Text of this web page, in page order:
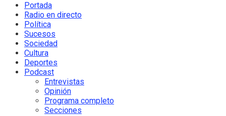
Portada
Radio en directo
Política
Sucesos
Sociedad
Cultura
Deportes
Podcast
Entrevistas
Opinión
Programa completo
Secciones